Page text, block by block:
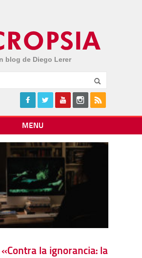
blog de Diego Lerer
MENU
«Contra la ignorancia: la